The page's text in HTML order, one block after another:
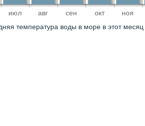
июл авг сен окт ноя
температура воды в море в этот месяц